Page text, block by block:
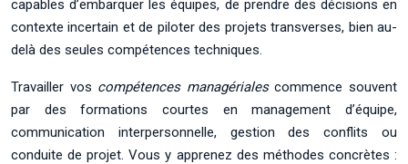
capables d’embarquer les équipes, de prendre des décisions en
contexte incertain et de piloter des projets transverses, bien au-
delà des seules compétences techniques.
Travailler vos compétences managérialescommence souvent
par des formations courtes en management d’équipe,
communication interpersonnelle, gestion des conflits ou
conduite de projet. Vous y apprenez des méthodes concrètes :